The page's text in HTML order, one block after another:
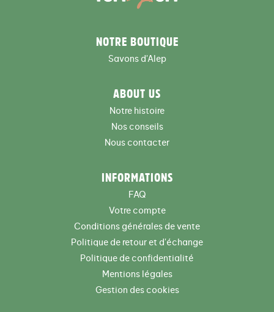
NOTRE BOUTIQUE
Savons d'Alep
ABOUT US
Notre histoire
Nos conseils
Nous contacter
INFORMATIONS
FAQ
Votre compte
Conditions générales de vente
Politique de retour et d'échange
Politique de confidentialité
Mentions légales
Gestion des cookies